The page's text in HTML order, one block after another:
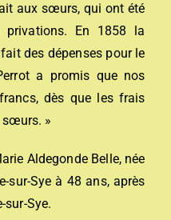
aux sœurs, qui ont été
privations. En 1858 la
des dépenses pour le
a promis que nos
dès que les frais
sœurs. »
Aldegonde Belle, née
sur-Sye à 48 ans, après
sur-Sye.